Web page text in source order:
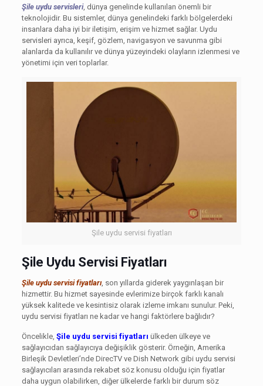
Şile uydu servisleri, dünya genelinde kullanılan önemli bir
teknolojidir. Bu sistemler, dünya genelindeki farklı bölgelerdeki
insanlara daha iyi bir iletişim, erişim ve hizmet sağlar. Uydu
servisleri ayrıca, keşif, gözlem, navigasyon ve savunma gibi
alanlarda da kullanılır ve dünya yüzeyindeki olayların izlenmesi ve
yönetimi için veri toplarlar.
Şile uydu servisi fiyatları
Şile Uydu Servisi Fiyatları
Şile uydu servisi fiyatları, son yıllarda giderek yaygınlaşan bir
hizmettir. Bu hizmet sayesinde evlerimize birçok farklı kanalı
yüksek kalitede ve kesintisiz olarak izleme imkanı sunulur. Peki,
uydu servisi fiyatları ne kadar ve hangi faktörlere bağlıdır?
Öncelikle, Şile uydu servisi fiyatları ülkeden ülkeye ve
sağlayıcıdan sağlayıcıya değişiklik gösterir. Örneğin, Amerika
Birleşik Devletleri’nde DirecTV ve Dish Network gibi uydu servisi
sağlayıcıları arasında rekabet söz konusu olduğu için fiyatlar
daha uygun olabilirken, diğer ülkelerde farklı bir durum söz